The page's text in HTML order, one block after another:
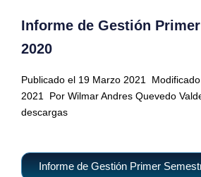
Informe de Gestión
2020
Publicado el 19 Marzo 2021
2021
Por Wilmar Andres Quevedo
descargas
Informe de Gestión Primer